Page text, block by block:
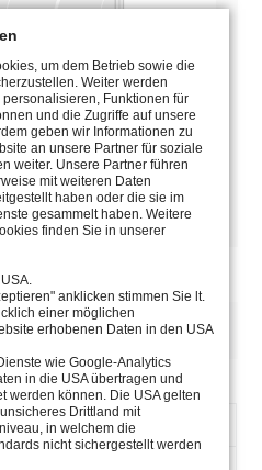
5.0620.29.52
um dem Betrieb sowie die
Weiter werden
Funktionen für
und die Zugriffe auf unsere
geben wir Informationen zu
an unsere Partner für soziale
weiter. Unsere Partner führen
mit weiteren Daten
haben oder die sie im
gesammelt haben. Weitere
finden Sie in unserer
anklicken stimmen Sie lt.
einer möglichen
erhobenen Daten in den USA
wie Google-Analytics
in die USA übertragen und
werden können. Die USA gelten
Drittland mit
in welchem die
nicht sichergestellt werden